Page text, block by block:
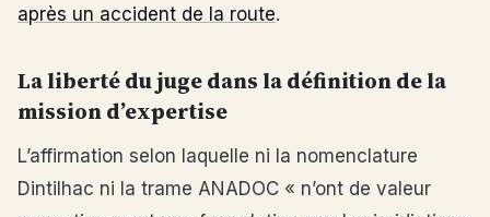
après un accident de la route.
La liberté du juge dans la définition de la
mission d’expertise
L’affirmation selon laquelle ni la nomenclature
Dintilhac ni la trame ANADOC « n’ont de valeur